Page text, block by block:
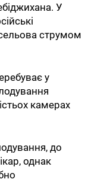
У
струмом
у
камерах
до
однак